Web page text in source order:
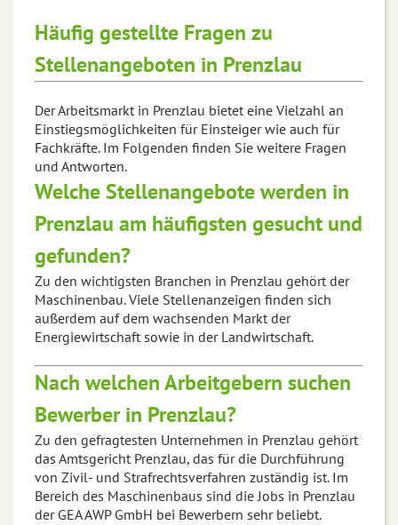
Häufig gestellte Fragen zu
Stellenangeboten in Prenzlau
Der Arbeitsmarkt in Prenzlau bietet eine Vielzahl an
Einstiegsmöglichkeiten für Einsteiger wie auch für
Fachkräfte. Im Folgenden finden Sie weitere Fragen
und Antworten.
Welche Stellenangebote werden in
Prenzlau am häufigsten gesucht und
gefunden?
Zu den wichtigsten Branchen in Prenzlau gehört der
Maschinenbau. Viele Stellenanzeigen finden sich
außerdem auf dem wachsenden Markt der
Energiewirtschaft sowie in der Landwirtschaft.
Nach welchen Arbeitgebern suchen
Bewerber in Prenzlau?
Zu den gefragtesten Unternehmen in Prenzlau gehört
das Amtsgericht Prenzlau, das für die Durchführung
von Zivil- und Strafrechtsverfahren zuständig ist. Im
Bereich des Maschinenbaus sind die Jobs in Prenzlau
der GEA AWP GmbH bei Bewerbern sehr beliebt.